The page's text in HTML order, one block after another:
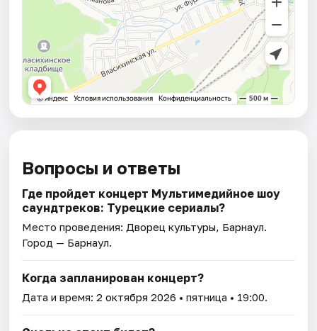
Вопросы и ответы
Где пройдет концерт Мультимедийное шоу
саундтреков: Турецкие сериалы?
Место проведения: Дворец культуры, Барнаул.
Город — Барнаул.
Когда запланирован концерт?
Дата и время:2 октября 2026 • пятница • 19:00.